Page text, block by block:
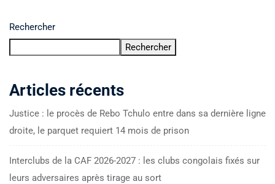
Rechercher
Rechercher
Articles récents
Justice : le procès de Rebo Tchulo entre dans sa dernière ligne
droite, le parquet requiert 14 mois de prison
Interclubs de la CAF 2026-2027 : les clubs congolais fixés sur
leurs adversaires après tirage au sort